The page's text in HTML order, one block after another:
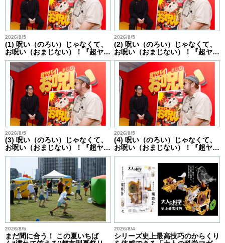
2026/8/5
(1) 呪い（のろい）じゃなくて、
お呪い（おまじない）！『超ヤ…
2026/8/5
(2) 呪い（のろい）じゃなくて、
お呪い（おまじない）！『超ヤ…
2026/8/5
(3) 呪い（のろい）じゃなくて、
お呪い（おまじない）！『超ヤ…
2026/8/5
(4) 呪い（のろい）じゃなくて、
お呪い（おまじない）！『超ヤ…
2026/8/5
まだ間に合う！ この夏いちば
2026/8/4
シリーズ史上最高技巧のからくり